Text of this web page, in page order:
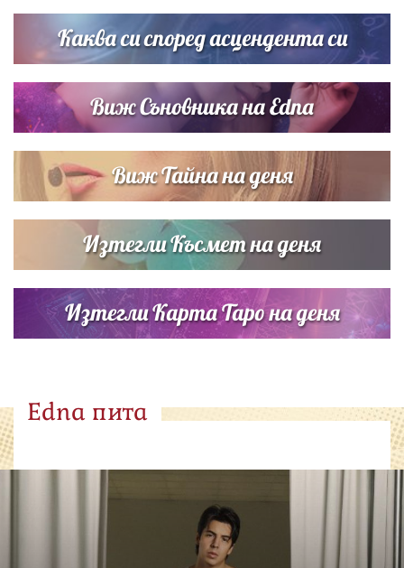
сватбата на Роналдо
Каква си според асцендента си
Виж Съновника на Edna
Виж Тайна на деня
Изтегли Късмет на деня
Изтегли Карта Таро на деня
Edna пита